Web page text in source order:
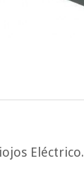
Eléctrico.